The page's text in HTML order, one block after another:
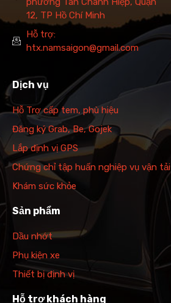
12, TP Hồ Chí Minh
Hỗ trợ:
htx.namsaigon@gmail.com
Dịch vụ
Hỗ Trợ cấp tem, phù hiệu
Đăng ký Grab, Be, Gojek
Lắp định vị GPS
Chứng chỉ tập huấn nghiệp vụ vận tải
Khám sức khỏe
Sản phẩm
Dầu nhớt
Phụ kiện xe
Thiết bị định vị
Hỗ trợ khách hàng